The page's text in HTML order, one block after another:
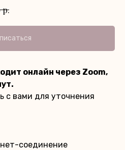
р.
онлайн через Zoom,
с вами для уточнения
соединение